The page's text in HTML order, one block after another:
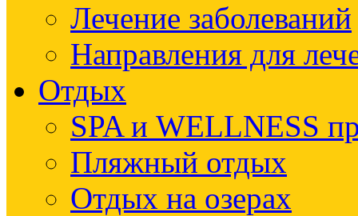
Лечение заболеваний
Направления для
Отдых
SPA и WELLNESS
Пляжный отдых
Отдых на озерах